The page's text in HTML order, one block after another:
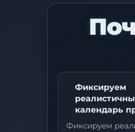
Фиксируем
календарь
Фиксируем